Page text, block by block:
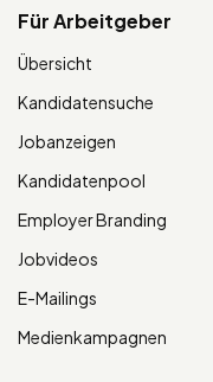
Für Arbeitgeber
Übersicht
Kandidatensuche
Jobanzeigen
Kandidatenpool
Employer Branding
Jobvideos
E-Mailings
Medienkampagnen